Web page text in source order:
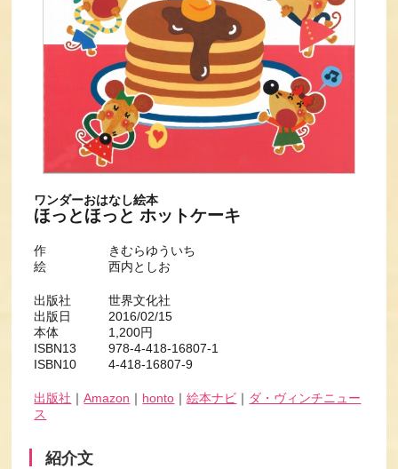
ワンダーおはなし絵本
ほっとほっと ホットケーキ
作 きむらゆういち
絵 西内としお
出版社 世界文化社
出版日 2016/02/15
本体 1,200円
ISBN13 978-4-418-16807-1
ISBN10 4-418-16807-9
出版社 ｜Amazon ｜ honto ｜絵本ナビ ｜ ダ・ヴィンチニュー
ス
紹介文